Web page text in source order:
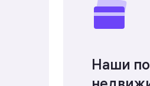
Наши